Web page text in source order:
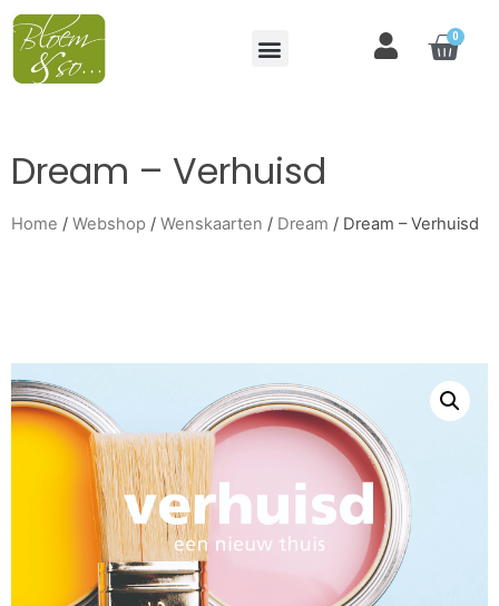
0
Dream – Verhuisd
Home / Webshop / Wenskaarten / Dream / Dream – Verhuisd